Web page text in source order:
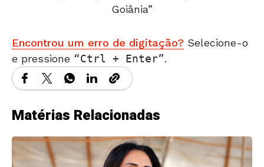
Goiânia”
Encontrou um erro de digitação? Selecione-o
e pressione
Ctrl + Enter .
Matérias Relacionadas